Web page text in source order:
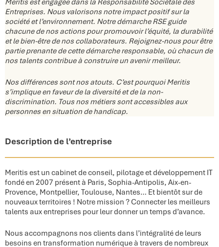
Meritis est engagée dans la Responsabilité Sociétale des
Entreprises. Nous valorisons notre impact positif sur la
société et l’environnement. Notre démarche RSE guide
chacune de nos actions pour promouvoir l’équité, la durabilité
et le bien-être de nos collaborateurs. Rejoignez-nous pour être
partie prenante de cette démarche responsable, où chacun de
nos talents contribue à construire un avenir meilleur.
Nos différences sont nos atouts. C’est pourquoi Meritis
s’implique en faveur de la diversité et de la non-
discrimination. Tous nos métiers sont accessibles aux
personnes en situation de handicap.
Description de l’entreprise
Meritis est un cabinet de conseil, pilotage et développement IT
fondé en 2007 présent à Paris, Sophia-Antipolis, Aix-en-
Provence, Montpellier, Toulouse, Nantes… Et bientôt sur de
nouveaux territoires ! Notre mission ? Connecter les meilleurs
talents aux entreprises pour leur donner un temps d’avance.​
Nous accompagnons nos clients dans l’intégralité de leurs
besoins en transformation numérique à travers de nombreux